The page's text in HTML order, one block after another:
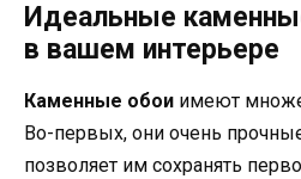
Идеальные
в вашем интерьере
Каменные обои имеют
Во-первых, они очень
позволяет им сохранять